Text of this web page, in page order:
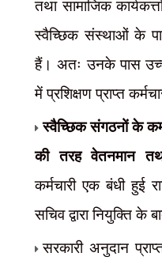
तथा सामाजिक
स्वैच्छिक संस्थाओं के
हैं। अतः उनके पास उच्च
में प्रशिक्षण प्राप्त
स्वैच्छिक संगठनों के
की तरह वेतनमान
कर्मचारी एक बंधी हुई
सचिव द्वारा नियुक्ति के
सरकारी अनुदान